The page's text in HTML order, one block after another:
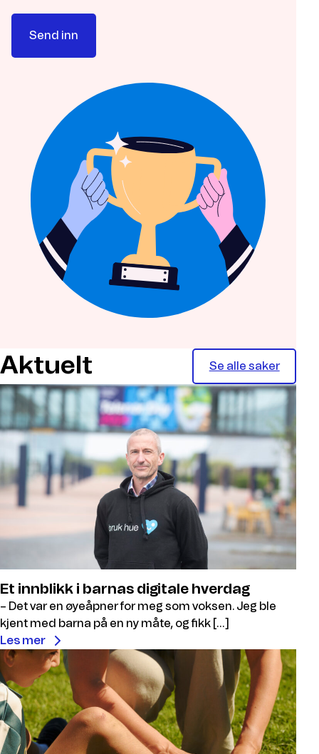
Aktuelt Se alle saker
Et innblikk i barnas digitale hverdag
– Det var en øyeåpner for meg som voksen. Jeg ble
kjent med barna på en ny måte, og fikk […]
Les mer